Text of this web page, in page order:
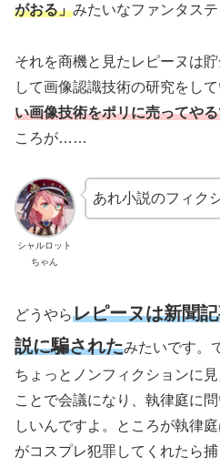
がおる」みたいなファンタステ
それを商機と見たレピーヌは
して画像認識技術の研究をして
い画像技術をポリに売ってや
ころが……
シャルロット
ちゃん
あれ小説のフィク
どうやらレピーヌは新聞
説に騙されたみたいです。
ちょっとノンフィクションに
ことで会議になり、執律庭に
しいんですよ。ところが執律
がコスプレ犯罪してくれたら